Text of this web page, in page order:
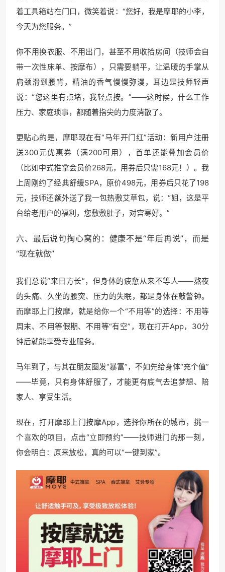
着工具箱站在门口，微笑着说：“您好，我是摩耶的小李，
今天为您服务。”
你不用换衣服、不用出门，甚至不用收拾房间（技师会自
带一次性床单、按摩布），只需要躺平，让温暖的手掌从
肩颈滑到腰背，精油的香气慢慢弥漫，耳边是技师轻声
说：“您这里有点堵，我轻点按。”——这时候，什么工作
压力、家庭琐事，都随着指尖的力度消散了。
更贴心的是，摩耶现在有“马年开门红”活动：新用户注册
送300元优惠券（满200可用），首单还能叠加会员价
（比如中式推拿会员价268元，用券后只需168元！）。我
上周刚约了经典舒缓SPA，原价498元，用券后只花了198
元，技师还额外送了我一包热敷艾草包，说：“姐，这是平
台给老用户的福利，您敷敷肚子，对宫寒好。”
六、最后说句掏心窝的：健康不是“年后再说”，而是
“现在就做”
我们总说“来日方长”，但身体的疲惫从来不等人——熬夜
的头痛、久坐的腰突、压力的失眠，都是身体在敲警钟。
而摩耶上门按摩，就是给你一个“不用等”的选择：不用等
周末、不用等假期、不用等“有空”，现在打开App，30分
钟后就能享受专业服务。
马年到了，与其在朋友圈发“暴富”，不如先给身体“充个值”
——毕竟，只有身体舒服了，才能更有底气去追梦想、陪
家人、享受生活。
现在，打开摩耶上门按摩App，选择你所在的城市，挑一
个喜欢的项目，点击“立即预约”——技师进门的那一刻，
你会明白：原来放松，真的可以“一键到家”。